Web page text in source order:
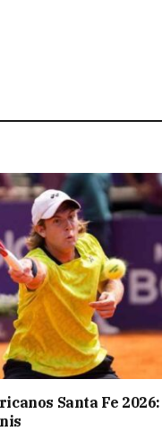
Santa Fe